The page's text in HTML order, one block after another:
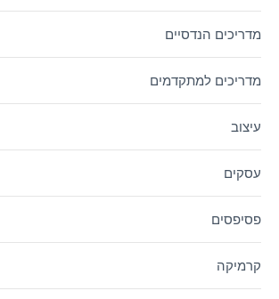
מדריכים הנדסיים
מדריכים למתקדמים
עיצוב
עסקים
פסיפסים
קרמיקה